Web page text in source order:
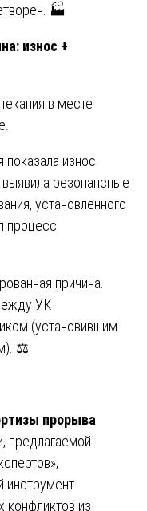
🏭
износ +
в месте
износ.
резонансные
установленного
процесс
причина.
УК
(установившим
⚖️
прорыва
предлагаемой
инструмент
из